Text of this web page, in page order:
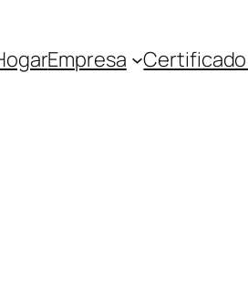
Empresa